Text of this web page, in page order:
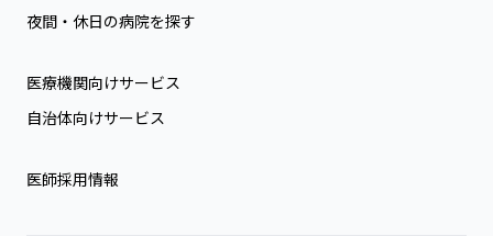
夜間・休日の病院を探す
医療機関向けサービス
自治体向けサービス
医師採用情報